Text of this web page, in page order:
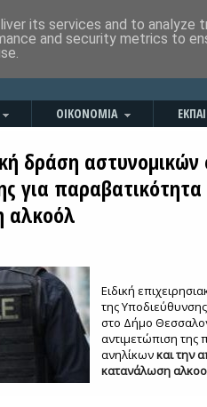
ΟΙΚΟΝΟΜΙΑ
δράση
για
αλκοόλ
Ειδική
της
στο Δήμο
αντιμετώπιση της
ανηλίκωνκαι την
κατανάλωση
its services and to analyze
and security metrics to